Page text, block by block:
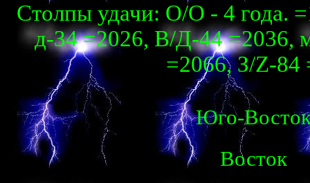
Столпы удачи: О/О - 4 года.
д-34 =2026, В/Д-44 =2036,
=2066, З/Z-84
Юго-
Восток